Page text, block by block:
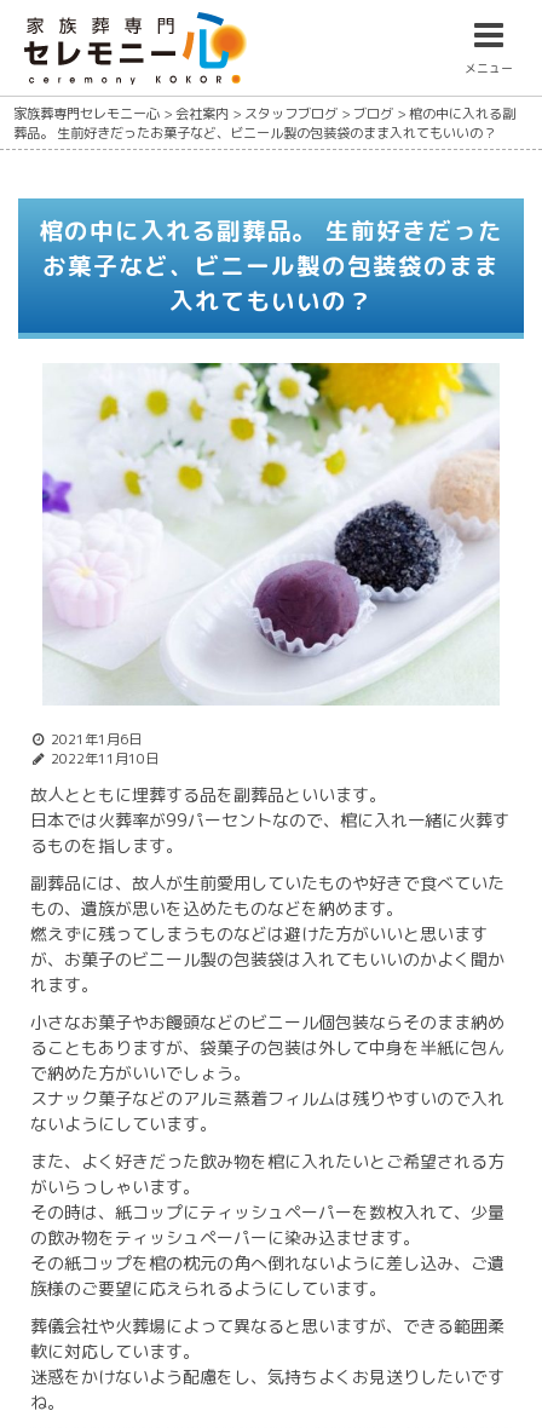
メニュー
家族葬専門セレモニー心 >会社案内 > スタッフブログ > ブログ >棺の中に入れる副
葬品。 生前好きだったお菓子など、ビニール製の包装袋のまま入れてもいいの？
棺の中に入れる副葬品。 生前好きだった
お菓子など、ビニール製の包装袋のまま
入れてもいいの？
2021年1月6日
2022年11月10日
故人とともに埋葬する品を副葬品といいます。
日本では火葬率が99パーセントなので、棺に入れ一緒に火葬す
るものを指します。
副葬品には、故人が生前愛用していたものや好きで食べていた
もの、遺族が思いを込めたものなどを納めます。
燃えずに残ってしまうものなどは避けた方がいいと思います
が、お菓子のビニール製の包装袋は入れてもいいのかよく聞か
れます。
小さなお菓子やお饅頭などのビニール個包装ならそのまま納め
ることもありますが、袋菓子の包装は外して中身を半紙に包ん
で納めた方がいいでしょう。
スナック菓子などのアルミ蒸着フィルムは残りやすいので入れ
ないようにしています。
また、よく好きだった飲み物を棺に入れたいとご希望される方
がいらっしゃいます。
その時は、紙コップにティッシュペーパーを数枚入れて、少量
の飲み物をティッシュペーパーに染み込ませます。
その紙コップを棺の枕元の角へ倒れないように差し込み、ご遺
族様のご要望に応えられるようにしています。
葬儀会社や火葬場によって異なると思いますが、できる範囲柔
軟に対応しています。
迷惑をかけないよう配慮をし、気持ちよくお見送りしたいです
ね。